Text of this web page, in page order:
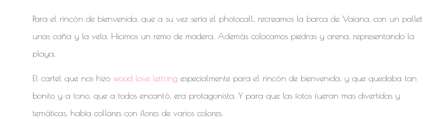
Para el rincón de bienvenida, que a su vez sería el photocall, recreamos la barca de Vaiana, con un pallet,
unas caña y la vela. Hicimos un remo de madera. Además colocamos piedras y arena, representando la
playa.
El cartel que nos hizo wood love lettring especialmente para el rincón de bienvenida, y que quedaba tan
bonito y a tono, que a todos encantó, era protagonista. Y para que las fotos fueran mas divertidas y
temáticas, había collares con flores de varios colores.